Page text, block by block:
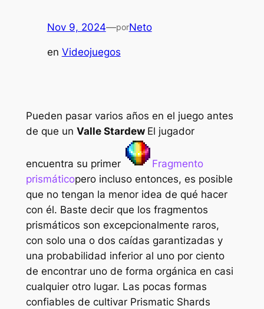
Nov 9, 2024—porNeto
en Videojuegos
Pueden pasar varios años en el juego antes
de que un Valle Stardew El jugador
encuentra su primer
Fragmento
prismáticopero incluso entonces, es posible
que no tengan la menor idea de qué hacer
con él. Baste decir que los fragmentos
prismáticos son excepcionalmente raros,
con solo una o dos caídas garantizadas y
una probabilidad inferior al uno por ciento
de encontrar uno de forma orgánica en casi
cualquier otro lugar. Las pocas formas
confiables de cultivar Prismatic Shards